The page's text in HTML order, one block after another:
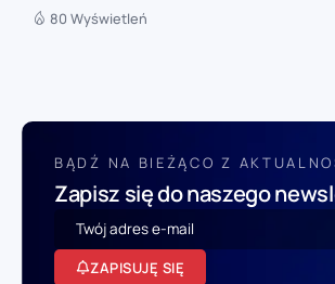
80 Wyświetleń
BĄDŹ NA BIEŻĄCO Z
Zapisz się do naszego
ZAPISUJĘ SIĘ